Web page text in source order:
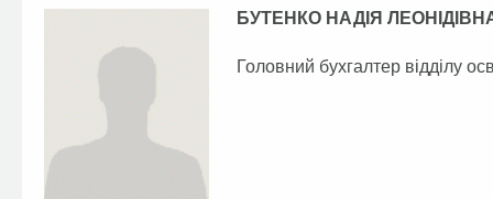
БУТЕНКО НАДІЯ
Головний бухгалтер відділу